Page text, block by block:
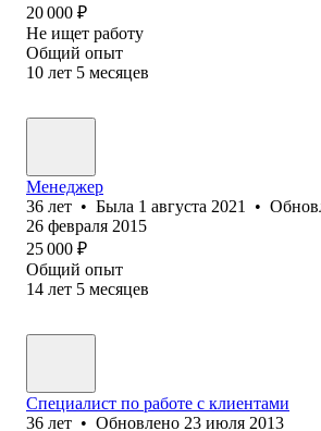
20 000 ₽
Не ищет работу
Общий опыт
10 лет 5 месяцев
Менеджер
36 лет • Была 1 августа 2021 •
26 февраля 2015
25 000 ₽
Общий опыт
14 лет 5 месяцев
Специалист по работе с клиентами
36 лет • Обновлено 23 июля 2013